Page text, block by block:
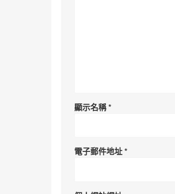
顯示名稱*
電子郵件地址*